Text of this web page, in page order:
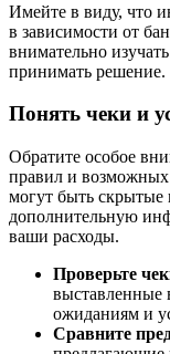
Имейте в виду, что
в зависимости от
внимательно
принимать решение.
Понять чеки и
Обратите особое
правил и возможных
могут быть скрытые
дополнительную
ваши расходы.
Проверьте
выставленные
ожиданиям и
Сравните